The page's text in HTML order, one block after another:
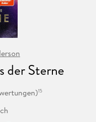
der Sterne
)15